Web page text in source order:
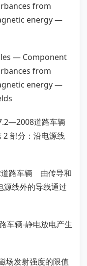
from
energy —
— Component
from
energy —
道路车辆
部分：沿电源线
道路车辆 由传导和
线外的导线通过
车辆-静电放电产生
场发射强度的限值